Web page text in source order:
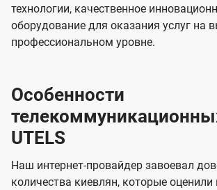
технологии, качественное
оборудование для оказания услуг на
профессиональном уровне.
Особенности
UTELS
Наш интернет-провайдер завоевал
количества киевлян, которые оценили